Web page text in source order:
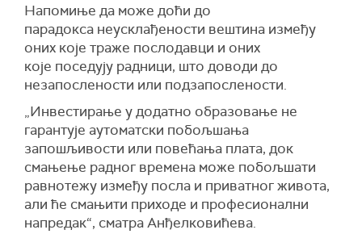
Напомиње да може доћи до
парадокса неусклађености вештина између
оних које траже послодавци и оних
које поседују радници, што доводи до
незапослености или подзапослености.
„Инвестирање у додатно образовање не
гарантује аутоматски побољшања
запошљивости или повећања плата, док
смањење радног времена може побољшати
равнотежу између посла и приватног живота,
али ће смањити приходе и професионални
напредак“, сматра Анђелковићева.